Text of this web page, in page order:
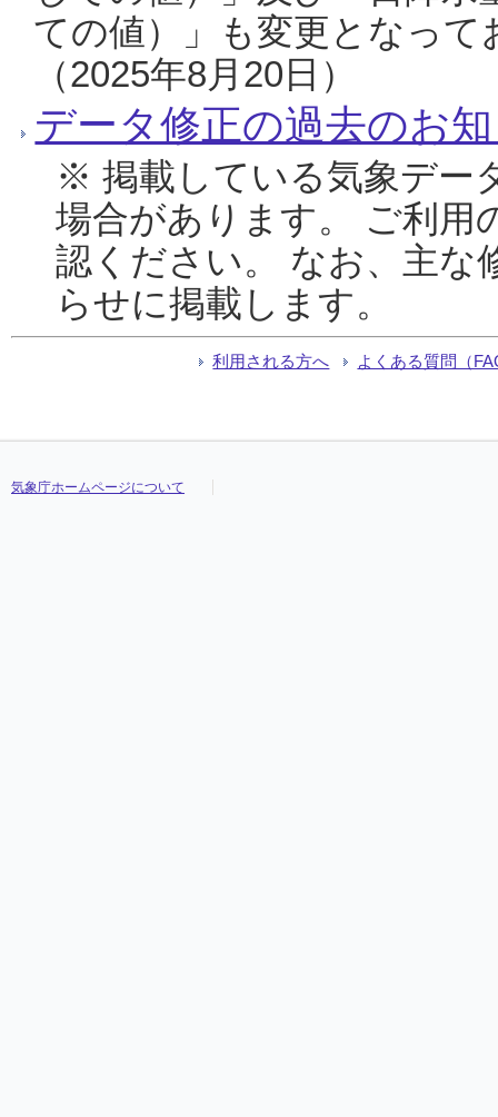
ての値）」も変更となっ
（2025年8月20日）
データ修正の過去のお
※ 掲載している気象デー
場合があります。 ご利用
認ください。 なお、主な
らせに掲載します。
利用される方へ よくある質問（
気象庁ホームページについて